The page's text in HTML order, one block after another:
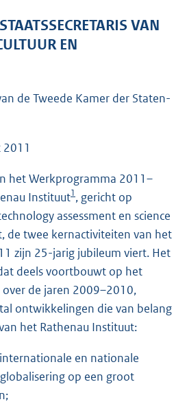
K
b
VAN
EN
de Tweede Kamer der Staten-
2011
het Werkprogramma 2011–
Instituut1, gericht op
assessment en science
de twee kernactiviteiten van het
zijn 25-jarig jubileum viert. Het
deels voortbouwt op het
de jaren 2009–2010,
ontwikkelingen die van belang
het Rathenau Instituut:
en nationale
op een groot